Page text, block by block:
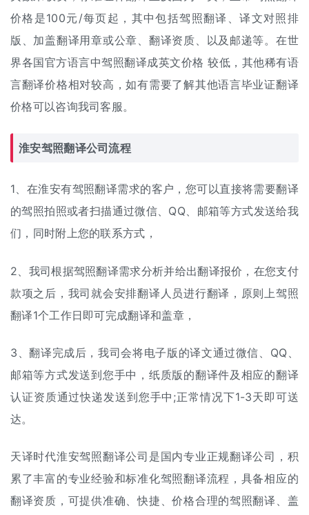
价格 是100元/每页起，其中包括驾照翻译、译文对照排
版、加盖翻译用章或公章、翻译资质、以及邮递等。在世
界各国官方语言中驾照翻译成英文价格 较低，其他稀有语
言翻译价格相对较高，如有需要了解其他语言毕业证翻译
价格可以咨询我司客服。
淮安驾照翻译公司流程
1、在淮安有驾照翻译需求的客户，您可以直接将需要翻译
的驾照拍照或者扫描通过微信、QQ、邮箱等方式发送给我
们，同时附上您的联系方式，
2、我司根据驾照翻译需求分析并给出翻译报价 ，在您支付
款项之后，我司就会安排翻译人员进行翻译，原则上驾照
翻译1个工作日即可完成翻译和盖章，
3、翻译完成后，我司会将电子版的译文通过微信、QQ、
邮箱等方式发送到您手中，纸质版的翻译件及相应的翻译
认证资质通过快递发送到您手中;正常情况下1-3天即可送
达。
天译时代淮安驾照翻译公司是国内专业正规翻译公司，积
累了丰富的专业经验和标准化驾照翻译流程，具备相应的
翻译资质，可提供准确、快捷、价格合理的驾照翻译、盖